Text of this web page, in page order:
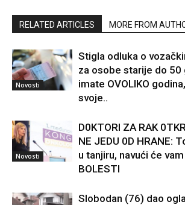
RELATED ARTICLES MORE FROM
Novosti
Stigla odluka o
za osobe starije do 50
imate OVOLIKO
svoje..
Novosti
D0KTORI ZA RAK
NE JEDU 0D HRANE:
u tanjiru, navući će
BOLESTI
Slobodan (76) dao